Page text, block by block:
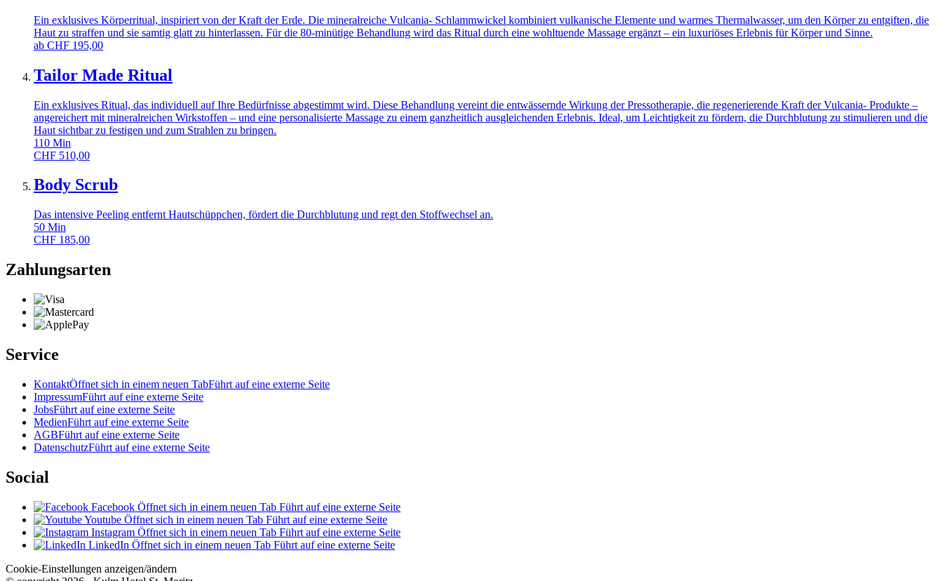
Ein exklusives Körperritual, inspiriert von der Kraft der Erde. Die mineralreiche Vulcania- Schlammwickel kombiniert vulkanische Elemente und warmes Thermalwasser, um den Körper zu entgiften, die
Haut zu straffen und sie samtig glatt zu hinterlassen. Für die 80-minütige Behandlung wird das Ritual durch eine wohltuende Massage ergänzt – ein luxuriöses Erlebnis für Körper und Sinne.
ab CHF 195,00
Tailor Made Ritual
Ein exklusives Ritual, das individuell auf Ihre Bedürfnisse abgestimmt wird. Diese Behandlung vereint die entwässernde Wirkung der Pressotherapie, die regenerierende Kraft der Vulcania- Produkte –
angereichert mit mineralreichen Wirkstoffen – und eine personalisierte Massage zu einem ganzheitlich ausgleichenden Erlebnis. Ideal, um Leichtigkeit zu fördern, die Durchblutung zu stimulieren und die
Haut sichtbar zu festigen und zum Strahlen zu bringen.
110 Min
CHF 510,00
Body Scrub
Das intensive Peeling entfernt Hautschüppchen, fördert die Durchblutung und regt den Stoffwechsel an.
50 Min
CHF 185,00
Zahlungsarten
Service
KontaktÖffnet sich in einem neuen TabFührt auf eine externe Seite
ImpressumFührt auf eine externe Seite
JobsFührt auf eine externe Seite
MedienFührt auf eine externe Seite
AGBFührt auf eine externe Seite
DatenschutzFührt auf eine externe Seite
Social
Facebook Öffnet sich in einem neuen Tab Führt auf eine externe Seite
Youtube Öffnet sich in einem neuen Tab Führt auf eine externe Seite
Instagram Öffnet sich in einem neuen Tab Führt auf eine externe Seite
LinkedIn Öffnet sich in einem neuen Tab Führt auf eine externe Seite
Cookie-Einstellungen anzeigen/ändern